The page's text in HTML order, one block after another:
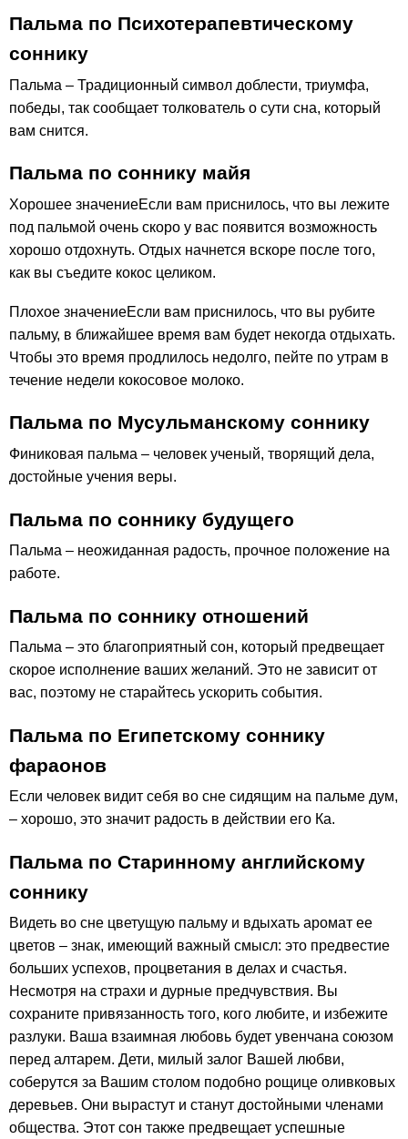
Пальма по Психотерапевтическому
соннику
Пальма – Традиционный символ доблести, триумфа,
победы, так сообщает толкователь о сути сна, который
вам снится.
Пальма по соннику майя
Хорошее значениеЕсли вам приснилось, что вы лежите
под пальмой очень скоро у вас появится возможность
хорошо отдохнуть. Отдых начнется вскоре после того,
как вы съедите кокос целиком.
Плохое значениеЕсли вам приснилось, что вы рубите
пальму, в ближайшее время вам будет некогда отдыхать.
Чтобы это время продлилось недолго, пейте по утрам в
течение недели кокосовое молоко.
Пальма по Мусульманскому соннику
Финиковая пальма – человек ученый, творящий дела,
достойные учения веры.
Пальма по соннику будущего
Пальма – неожиданная радость, прочное положение на
работе.
Пальма по соннику отношений
Пальма – это благоприятный сон, который предвещает
скорое исполнение ваших желаний. Это не зависит от
вас, поэтому не старайтесь ускорить события.
Пальма по Египетскому соннику
фараонов
Если человек видит себя во сне сидящим на пальме дум,
– хорошо, это значит радость в действии его Ка.
Пальма по Старинному английскому
соннику
Видеть во сне цветущую пальму и вдыхать аромат ее
цветов – знак, имеющий важный смысл: это предвестие
больших успехов, процветания в делах и счастья.
Несмотря на страхи и дурные предчувствия. Вы
сохраните привязанность того, кого любите, и избежите
разлуки. Ваша взаимная любовь будет увенчана союзом
перед алтарем. Дети, милый залог Вашей любви,
соберутся за Вашим столом подобно рощице оливковых
деревьев. Они вырастут и станут достойными членами
общества. Этот сон также предвещает успешные